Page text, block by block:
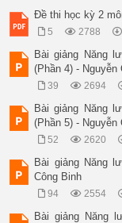
Đề thi học kỳ 2
5 2788
Bài giảng Năng
(Phần 4) - Nguyễn
39 2694
Bài giảng Năng
(Phần 5) - Nguyễn
52 2620
Bài giảng Năng
Công Binh
94 2554
Bài giảng Năng